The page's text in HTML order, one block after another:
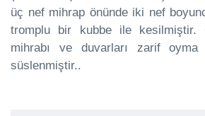
üç nef mihrap önünde iki nef
tromplu bir kubbe ile kesilmiştir.
mihrabı ve duvarları zarif oyma
süslenmiştir..